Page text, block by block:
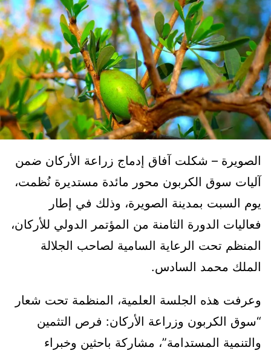
الصويرة – شكلت آفاق إدماج زراعة الأركان ضمن
آليات سوق الكربون محور مائدة مستديرة نُظمت،
يوم السبت بمدينة الصويرة، وذلك في إطار
فعاليات الدورة الثامنة من المؤتمر الدولي للأركان،
المنظم تحت الرعاية السامية لصاحب الجلالة
الملك محمد السادس.
وعرفت هذه الجلسة العلمية، المنظمة تحت شعار
“سوق الكربون وزراعة الأركان: فرص التثمين
والتنمية المستدامة”، مشاركة باحثين وخبراء